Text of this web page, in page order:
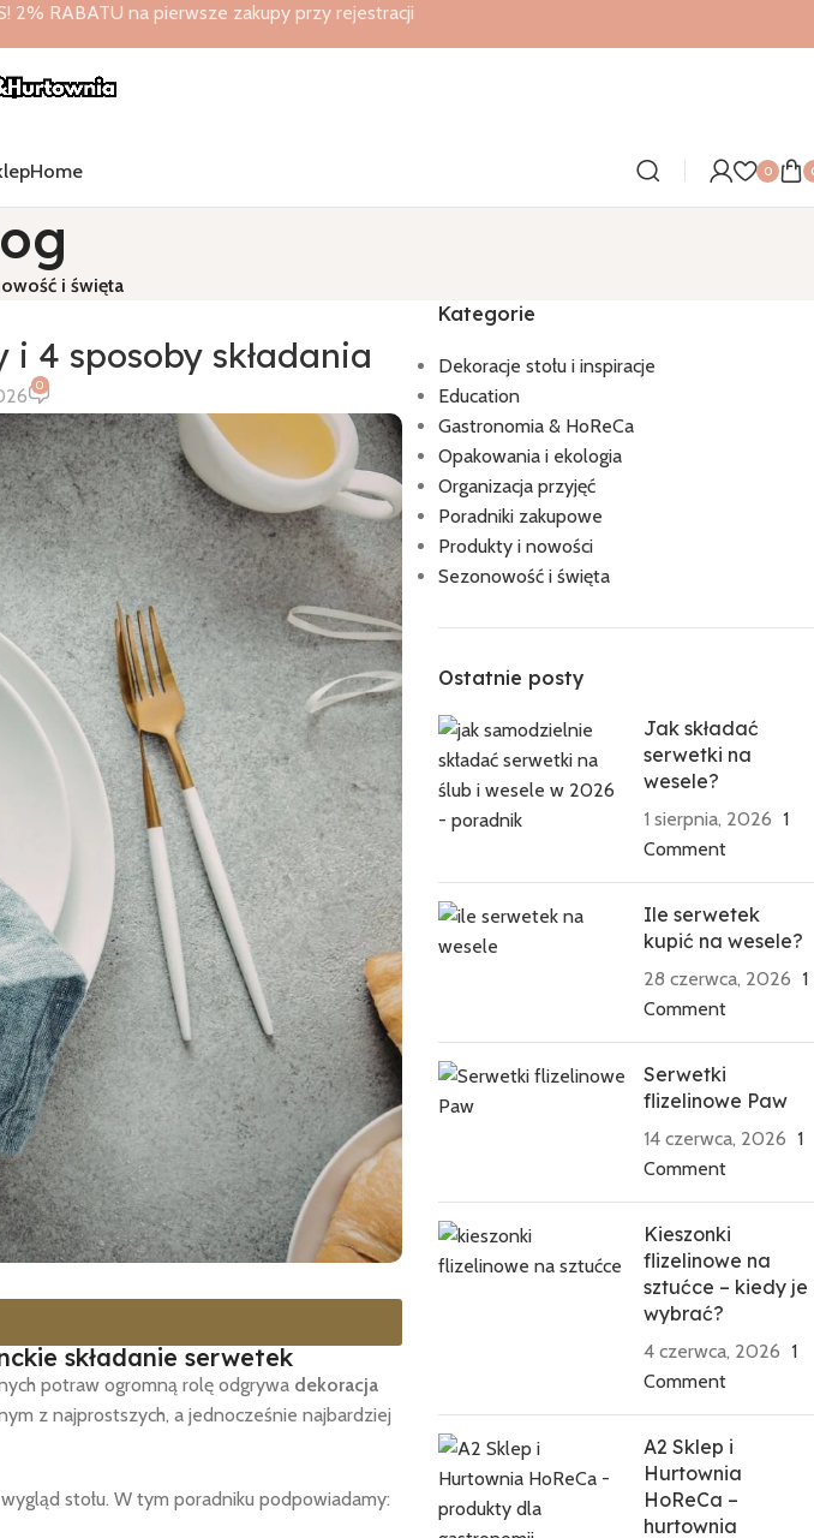
2% RABATU na pierwsze zakupy przy rejestracji
Home 0
i święta
i 4 sposoby składania
0
składanie serwetek
potraw ogromną rolę odgrywa dekoracja
z najprostszych, a jednocześnie najbardziej
stołu. W tym poradniku podpowiadamy:
Kategorie
Dekoracje stołu i inspiracje
Education
Gastronomia & HoReCa
Opakowania i ekologia
Organizacja przyjęć
Poradniki zakupowe
Produkty i nowości
Sezonowość i święta
Ostatnie posty
Jak składać
serwetki na
wesele?
1 sierpnia, 2026 1
Comment
Ile serwetek
kupić na wesele?
28 czerwca, 2026 1
Comment
Serwetki
flizelinowe Paw
14 czerwca, 2026 1
Comment
Kieszonki
flizelinowe na
sztućce – kiedy je
wybrać?
4 czerwca, 2026 1
Comment
A2 Sklep i
Hurtownia
HoReCa –
hurtownia